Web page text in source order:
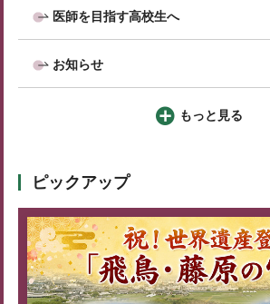
医師を目指す高校生へ
お知らせ
もっと見る
ピックアップ